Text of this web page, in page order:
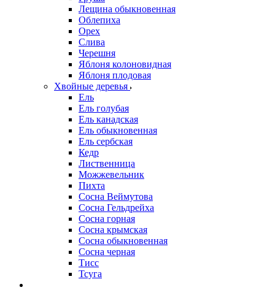
Лещина обыкновенная
Облепиха
Орех
Слива
Черешня
Яблоня колоновидная
Яблоня плодовая
Хвойные деревья
Ель
Ель голубая
Ель канадская
Ель обыкновенная
Ель сербская
Кедр
Лиственница
Можжевельник
Пихта
Сосна Веймутова
Сосна Гельдрейха
Сосна горная
Сосна крымская
Сосна обыкновенная
Сосна черная
Тисс
Тсуга